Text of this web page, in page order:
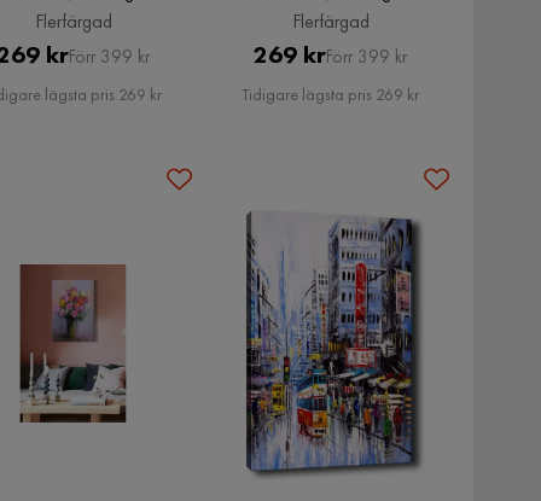
Flerfärgad
Pris
krOriginal
Pris
Förr 399 kr
lägsta pris 269 kr
Flerfärgad
Pris
269 krOriginal
Pris
Förr 399 kr
Tidigare lägsta pris 269 kr